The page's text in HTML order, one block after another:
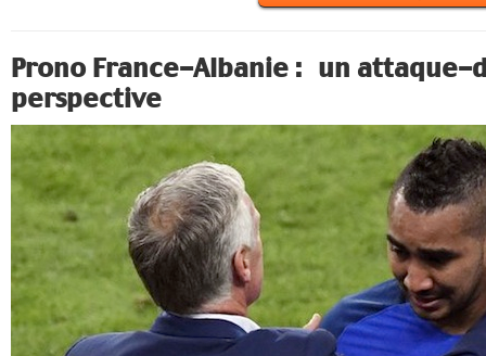
Prono France-Albanie : un attaque-
perspective